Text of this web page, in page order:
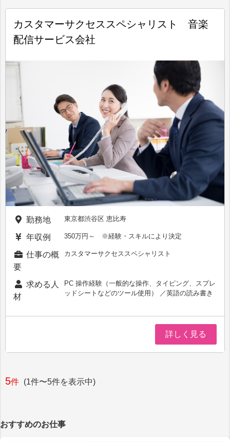
カスタマーサクセススペシャリスト 音楽
配信サービス会社
勤務地 東京都渋谷区 恵比寿
年収例 350万円～ ※経験・スキルにより決定
仕事の概
要
カスタマーサクセススペシャリスト
求める人
材
PC 操作経験（一般的な操作、タイピング、スプレ
ッドシートなどのツール使用） ／英語の読み書き
詳しく見る
5件 (1件〜5件を表示中)
おすすめのお仕事